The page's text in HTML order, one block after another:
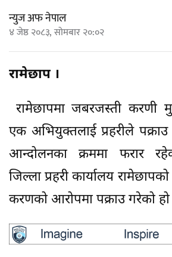
न्युज अफ नेपाल
४ जेष्ठ २०८३, सोमबार २०:०२
रामेछाप ।
रामेछापमा जबरजस्ती करणी
एक अभियुक्तलाई प्रहरीले
आन्दोलनका क्रममा फरार
जिल्ला प्रहरी कार्यालय
करणको आरोपमा पक्राउ गरेको हो